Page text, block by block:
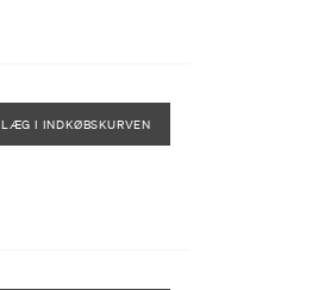
LÆG I INDKØBSKURVEN